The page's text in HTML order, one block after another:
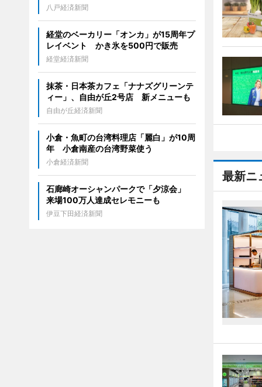
最新ニ
八戸経済新聞
経堂のベーカリー「オンカ」が15周年プ
レイベント かき氷を500円で販売
経堂経済新聞
抹茶・日本茶カフェ「ナナズグリーンテ
ィー」、自由が丘2号店 新メニューも
自由が丘経済新聞
小倉・魚町の台湾料理店「麗白」が10周
年 小倉南産の台湾野菜使う
小倉経済新聞
石廊崎オーシャンパークで「夕涼会」
来場100万人達成セレモニーも
伊豆下田経済新聞